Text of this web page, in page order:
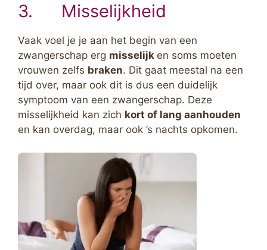
3. Misselijkheid
Vaak voel je je aan het begin van een
zwangerschap erg misselijk en soms moeten
vrouwen zelfs braken. Dit gaat meestal na een
tijd over, maar ook dit is dus een duidelijk
symptoom van een zwangerschap. Deze
misselijkheid kan zich kort of lang aanhouden
en kan overdag, maar ook ’s nachts opkomen.